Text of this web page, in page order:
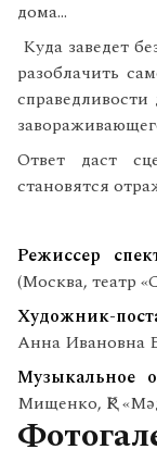
дома...
Куда заведет
разоблачить
Ответ даст
становятся
Режиссер
(Москва, театр
Художник-
Анна Ивановна
Музыкальное
Мищенко, ҚР